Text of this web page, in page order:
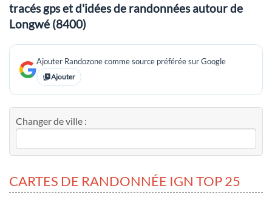
tracés gps et d'idées de randonnées autour de
Longwé (8400)
Ajouter Randozone comme source préférée sur Google
Ajouter
Changer de ville :
CARTES DE RANDONNÉE IGN TOP 25